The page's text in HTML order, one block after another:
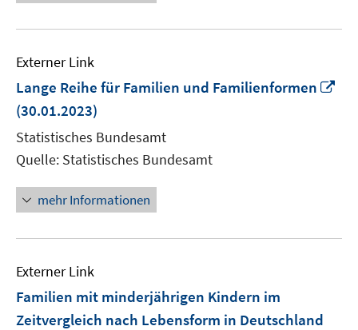
Externer Link
Lange Reihe für Familien und Familienformen
(30.01.2023)
Statistisches Bundesamt
Quelle: Statistisches Bundesamt
mehr Informationen
Externer Link
Familien mit minderjährigen Kindern im
Zeitvergleich nach Lebensform in Deutschland